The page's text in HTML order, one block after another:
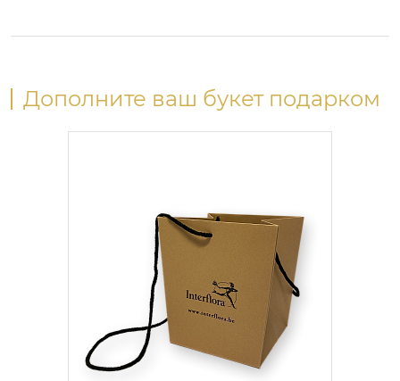
Дополните ваш букет подарком